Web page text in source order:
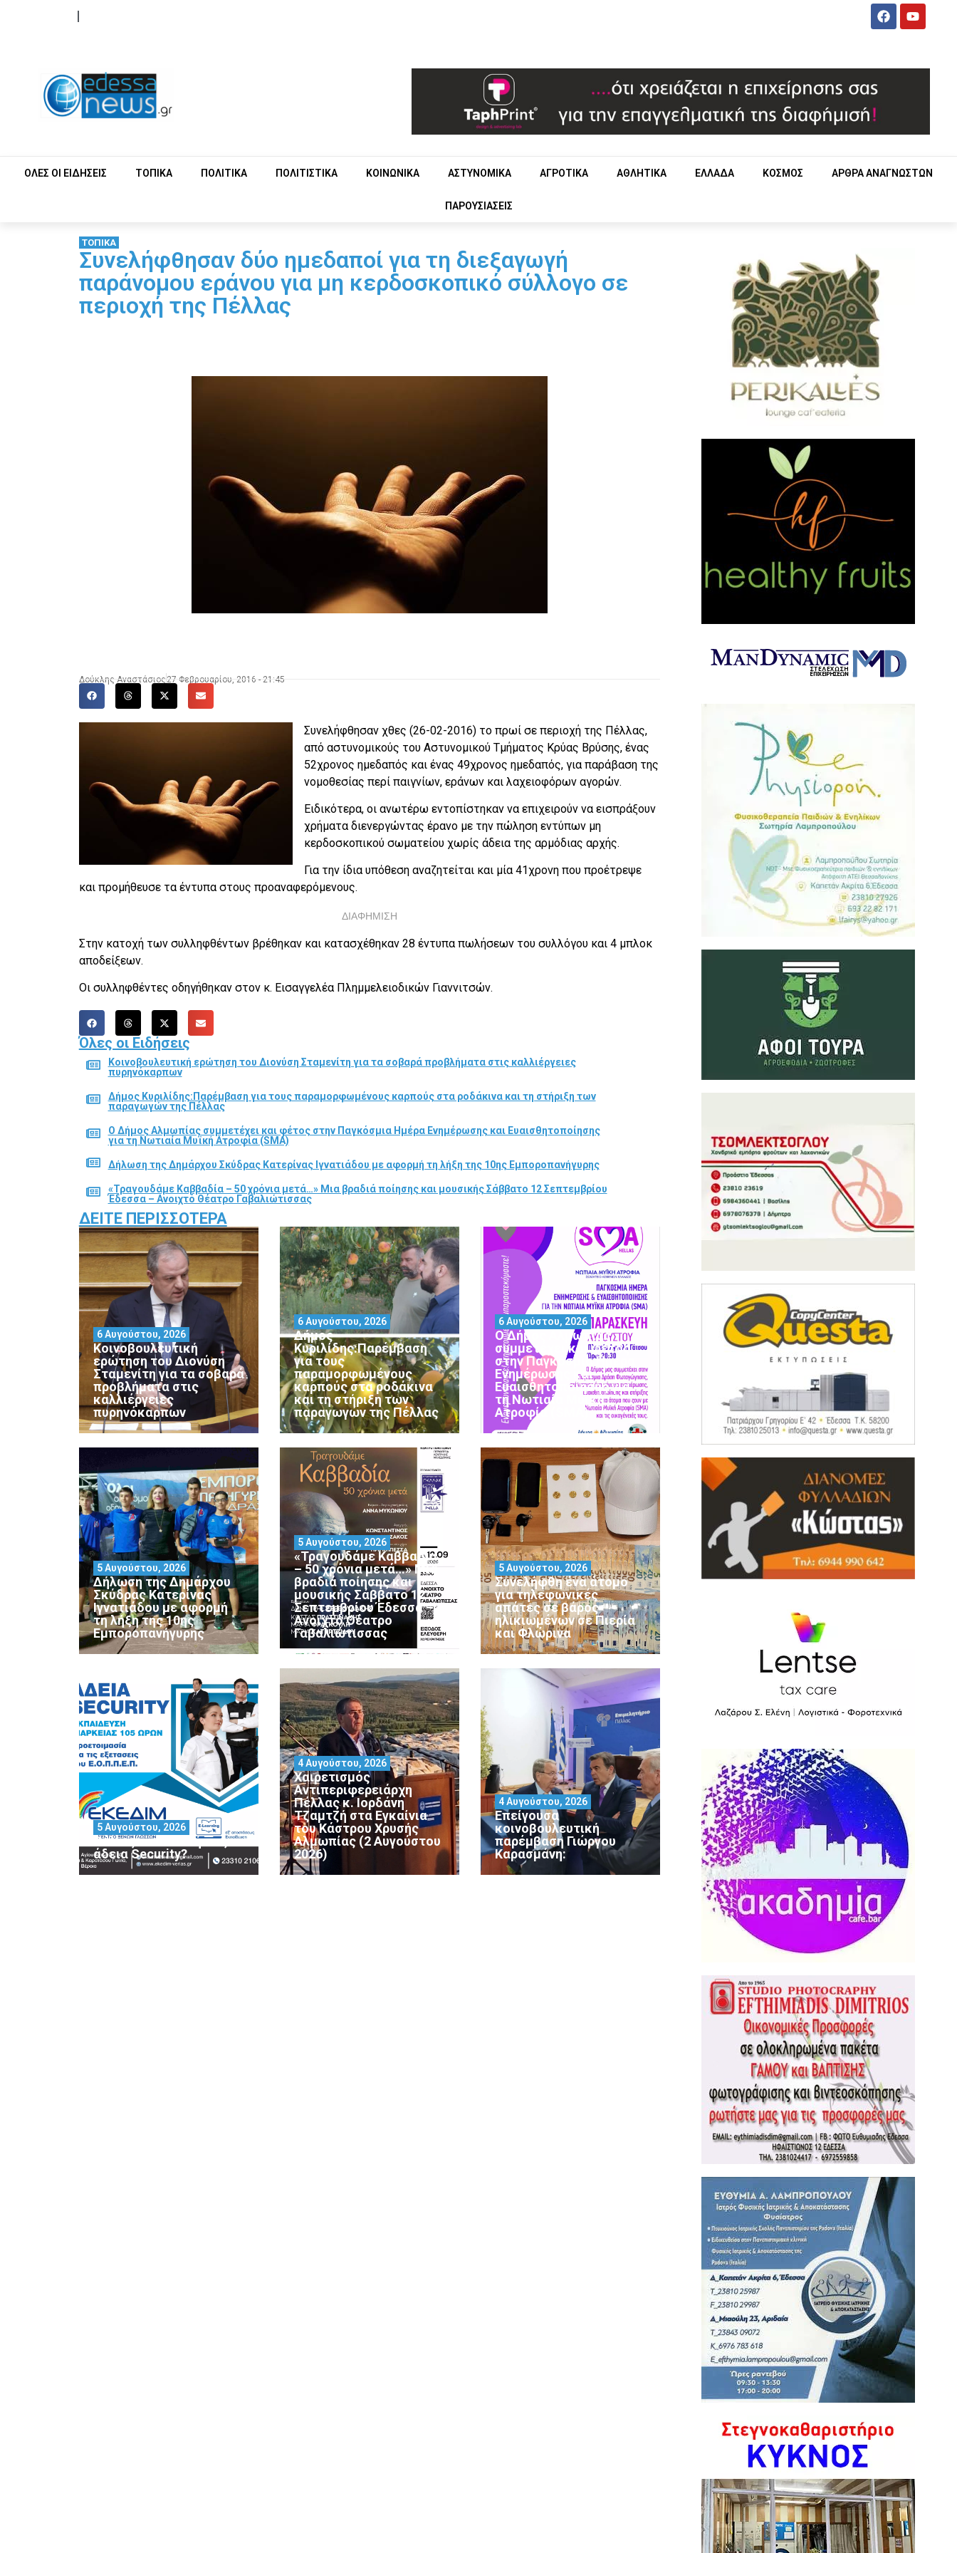
ΟΛΕΣ ΟΙ ΕΙΔΗΣΕΙΣ ΤΟΠΙΚΑ ΠΟΛΙΤΙΚΑ ΠΟΛΙΤΙΣΤΙΚΑ ΚΟΙΝΩΝΙΚΑ ΑΣΤΥΝΟΜΙΚΑ ΑΓΡΟΤΙΚΑ ΑΘΛΗΤΙΚΑ ΕΛΛΑΔΑ ΚΟΣΜΟΣ ΑΡΘΡΑ ΑΝΑΓΝΩΣΤΩΝ
ΠΑΡΟΥΣΙΑΣΕΙΣ
ΤΟΠΙΚΑ
Συνελήφθησαν δύο ημεδαποί για τη διεξαγωγή
παράνομου εράνου για μη κερδοσκοπικό σύλλογο σε
περιοχή της Πέλλας
Δούκλης Αναστάσιος 27 Φεβρουαρίου, 2016 - 21:45
Συνελήφθησαν χθες (26-02-2016) το πρωί σε περιοχή της Πέλλας,
από αστυνομικούς του Αστυνομικού Τμήματος Κρύας Βρύσης, ένας
52χρονος ημεδαπός και ένας 49χρονος ημεδαπός, για παράβαση της
νομοθεσίας περί παιγνίων, εράνων και λαχειοφόρων αγορών.
Ειδικότερα, οι ανωτέρω εντοπίστηκαν να επιχειρούν να εισπράξουν
χρήματα διενεργώντας έρανο με την πώληση εντύπων μη
κερδοσκοπικού σωματείου χωρίς άδεια της αρμόδιας αρχής.
Για την ίδια υπόθεση αναζητείται και μία 41χρονη που προέτρεψε
και προμήθευσε τα έντυπα στους προαναφερόμενους.
ΔΙΑΦΗΜΙΣΗ
Στην κατοχή των συλληφθέντων βρέθηκαν και κατασχέθηκαν 28 έντυπα πωλήσεων του συλλόγου και 4 μπλοκ
αποδείξεων.
Οι συλληφθέντες οδηγήθηκαν στον κ. Εισαγγελέα Πλημμελειοδικών Γιαννιτσών.
Όλες οι Ειδήσεις
Κοινοβουλευτική ερώτηση του Διονύση Σταμενίτη για τα σοβαρά προβλήματα στις καλλιέργειες
πυρηνόκαρπων
Δήμος Κυριλίδης:Παρέμβαση για τους παραμορφωμένους καρπούς στα ροδάκινα και τη στήριξη των
παραγωγών της Πέλλας
Ο Δήμος Αλμωπίας συμμετέχει και φέτος στην Παγκόσμια Ημέρα Ενημέρωσης και Ευαισθητοποίησης
για τη Νωτιαία Μυϊκή Ατροφία (SMA)
Δήλωση της Δημάρχου Σκύδρας Κατερίνας Ιγνατιάδου με αφορμή τη λήξη της 10ης Εμποροπανήγυρης
«Τραγουδάμε Καββαδία – 50 χρόνια μετά…» Μια βραδιά ποίησης και μουσικής Σάββατο 12 Σεπτεμβρίου
Έδεσσα – Ανοιχτό Θέατρο Γαβαλιώτισσας
ΔΕΊΤΕ ΠΕΡΙΣΣΌΤΕΡΑ
Κοινοβουλευτική
ερώτηση του Διονύση
Σταμενίτη για τα σοβαρά
προβλήματα στις
καλλιέργειες
πυρηνόκαρπων
6 Αυγούστου, 2026
Δήμος
Κυριλίδης:Παρέμβαση
για τους
παραμορφωμένους
καρπούς στα ροδάκινα
και τη στήριξη των
παραγωγών της Πέλλας
6 Αυγούστου, 2026
Ο Δήμος Αλμωπίας
συμμετέχει και φέτος
στην Παγκόσμια Ημέρα
Ενημέρωσης και
Ευαισθητοποίησης για
τη Νωτιαία Μυϊκή
Ατροφία (SMA)
6 Αυγούστου, 2026
Δήλωση της Δημάρχου
Σκύδρας Κατερίνας
Ιγνατιάδου με αφορμή
τη λήξη της 10ης
Εμποροπανήγυρης
5 Αυγούστου, 2026
«Τραγουδάμε Καββαδία
– 50 χρόνια μετά…» Μια
βραδιά ποίησης και
μουσικής Σάββατο 12
Σεπτεμβρίου Έδεσσα –
Ανοιχτό Θέατρο
Γαβαλιώτισσας
5 Αυγούστου, 2026
Συνελήφθη ένα άτομο
για τηλεφωνικές
απάτες σε βάρος
ηλικιωμένων σε Πιερία
και Φλώρινα
5 Αυγούστου, 2026
Θέλεις να αποκτήσεις
άδεια Security?
5 Αυγούστου, 2026
Χαιρετισμός
Αντιπεριφερειάρχη
Πέλλας κ. Ιορδάνη
Τζαμτζή στα Εγκαίνια
του Κάστρου Χρυσής
Αλμωπίας (2 Αυγούστου
2026)
4 Αυγούστου, 2026
Επείγουσα
κοινοβουλευτική
παρέμβαση Γιώργου
Καρασμάνη:
4 Αυγούστου, 2026